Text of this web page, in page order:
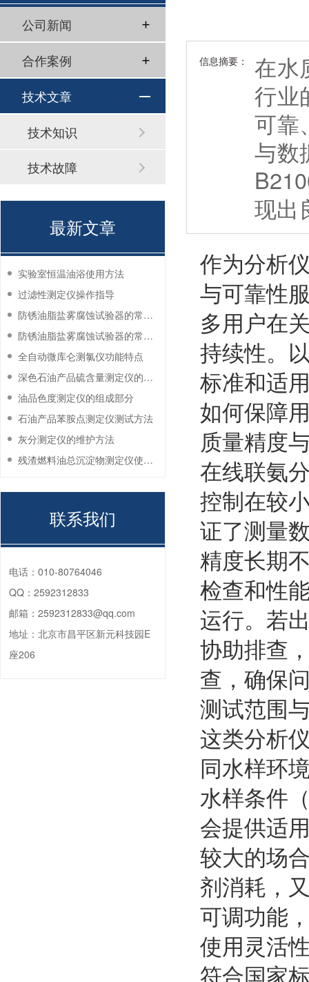
信息摘要：
在水
行业
可靠
与数
现出
作为分析
与可靠性
多用户在
持续性。
标准和适
如何保障
质量精度
在线联氨
控制在较
证了测量
精度长期
检查和性
运行。若
协助排查
查，确保
测试范围
这类分析
同水样环
水样条件
会提供适
较大的场
剂消耗，
可调功能
使用灵活
符合国家
公司新闻
合作案例
技术文章
技术知识
技术故障
最新文章
实验室恒温油浴使用方法
过滤性测定仪操作指导
防锈油脂盐雾腐蚀试验器的常见故障与解决方法
防锈油脂盐雾腐蚀试验器的常见故障与解决方法
全自动微库仑测氯仪功能特点
深色石油产品硫含量测定仪的工作环境要求
油品色度测定仪的组成部分
石油产品苯胺点测定仪测试方法
灰分测定仪的维护方法
残渣燃料油总沉淀物测定仪使用注意事项
联系我们
电话： 010-80764046
QQ： 2592312833
邮箱： 2592312833@qq.com
地址： 北京市昌平区新元科技园E
座206